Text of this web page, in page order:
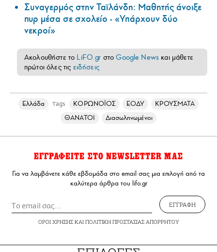
Συναγερμός στην Ταϊλάνδη: Μαθητής άνοιξε
πυρ μέσα σε σχολείο - «Υπάρχουν δύο
νεκροί»
Ακολουθήστε το LiFO.gr στοGoogle News και μάθετε
πρώτοι όλες τις ειδήσεις
Ελλάδα Tags ΚΟΡΩΝΟΪΟΣ ΕΟΔΥ
ΚΡΟΥΣΜΑΤΑ
ΘΑΝΑΤΟΙ
Διασωληνωμένοι
ΕΓΓΡΑΦΕΙΤΕ ΣΤΟ NEWSLETTER ΜΑΣ
Για να λαμβάνετε κάθε εβδομάδα στο email σας μια επιλογή από τα
καλύτερα άρθρα του lifo.gr
ΕΓΓΡΑΦΗ
ΟΡΟΙ ΧΡΗΣΗΣΚΑΙ ΠΟΛΙΤΙΚΗ ΠΡΟΣΤΑΣΙΑΣ ΑΠΟΡΡΗΤΟΥ